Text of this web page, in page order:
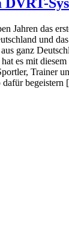
Jahren das
und
ganz
es mit
Trainer
dafür